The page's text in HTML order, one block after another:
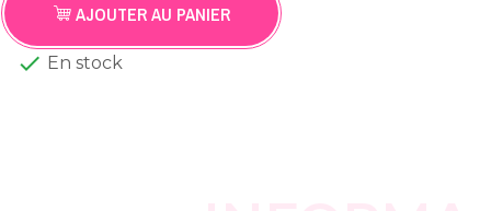
AJOUTER AU PANIER
 En stock